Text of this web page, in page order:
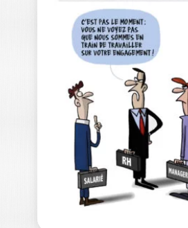
WORK
JÉRÉMY LAMRI|
GASPARD TERTRAIS
AURORA SILVER
Generative AI at work
exploratory journey into
transformations artificial…